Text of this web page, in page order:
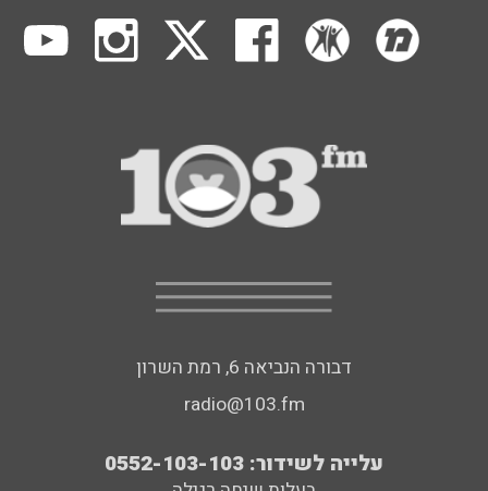
דבורה הנביאה 6, רמת השרון
radio@103.fm
עלייה לשידור: 0552-103-103